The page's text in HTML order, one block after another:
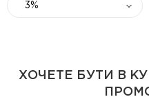
3%
ХОЧЕТЕ БУТИ В